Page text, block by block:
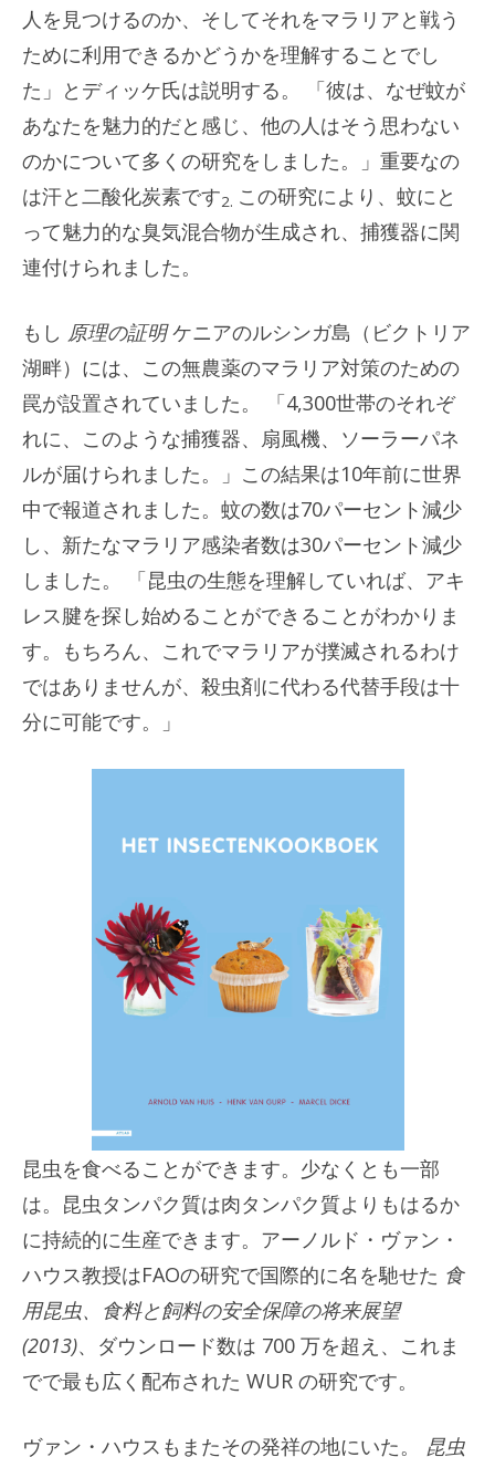
人を見つけるのか、そしてそれをマラリアと戦う
ために利用できるかどうかを理解することでし
た」とディッケ氏は説明する。 「彼は、なぜ蚊が
あなたを魅力的だと感じ、他の人はそう思わない
のかについて多くの研究をしました。」重要なの
は汗と二酸化炭素です2. この研究により、蚊にと
って魅力的な臭気混合物が生成され、捕獲器に関
連付けられました。
もし 原理の証明ケニアのルシンガ島（ビクトリア
湖畔）には、この無農薬のマラリア対策のための
罠が設置されていました。 「4,300世帯のそれぞ
れに、このような捕獲器、扇風機、ソーラーパネ
ルが届けられました。」この結果は10年前に世界
中で報道されました。蚊の数は70パーセント減少
し、新たなマラリア感染者数は30パーセント減少
しました。 「昆虫の生態を理解していれば、アキ
レス腱を探し始めることができることがわかりま
す。もちろん、これでマラリアが撲滅されるわけ
ではありませんが、殺虫剤に代わる代替手段は十
分に可能です。」
昆虫を食べることができます。少なくとも一部
は。昆虫タンパク質は肉タンパク質よりもはるか
に持続的に生産できます。アーノルド・ヴァン・
ハウス教授はFAOの研究で国際的に名を馳せた 食
用昆虫、食料と飼料の安全保障の将来展望
(2013)、ダウンロード数は 700 万を超え、これま
でで最も広く配布された WUR の研究です。
ヴァン・ハウスもまたその発祥の地にいた。 昆虫